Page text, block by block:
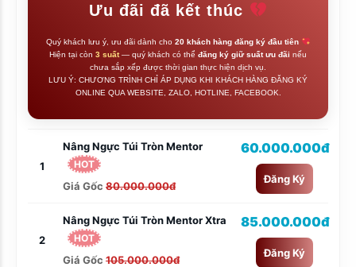
Ưu đãi đã kết thúc
Quý khách lưu ý, ưu đãi dành cho 20 khách hàng đăng ký đầu tiên
Hiện tại còn 3 suất— quý khách có thể đăng ký giữ suất ưu đãi nếu
chưa sắp xếp được thời gian thực hiện dịch vụ.
LƯU Ý: CHƯƠNG TRÌNH CHỈ ÁP DỤNG KHI KHÁCH HÀNG ĐĂNG KÝ
ONLINE QUA WEBSITE, ZALO, HOTLINE, FACEBOOK.
1
Nâng Ngực Túi Tròn Mentor
HOT
Giá Gốc 80.000.000đ
60.000.000đ
Đăng Ký
2
Nâng Ngực Túi Tròn Mentor Xtra
HOT
Giá Gốc 105.000.000đ
85.000.000đ
Đăng Ký